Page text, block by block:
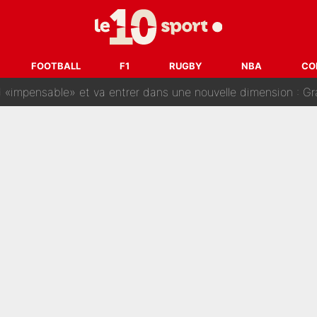
FOOTBALL F1 RUGBY NBA
de Kylian Mbappé au Real Madrid continue de régaler
annonce un premier problème pour Zinedine Zidane en
et va entrer dans une nouvelle dimension :